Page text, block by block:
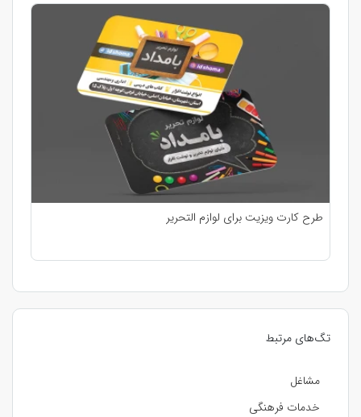
تگ‌های مرتبط
مشاغل
خدمات فرهنگی
طرح کارت ویزیت برای لوازم التحریر